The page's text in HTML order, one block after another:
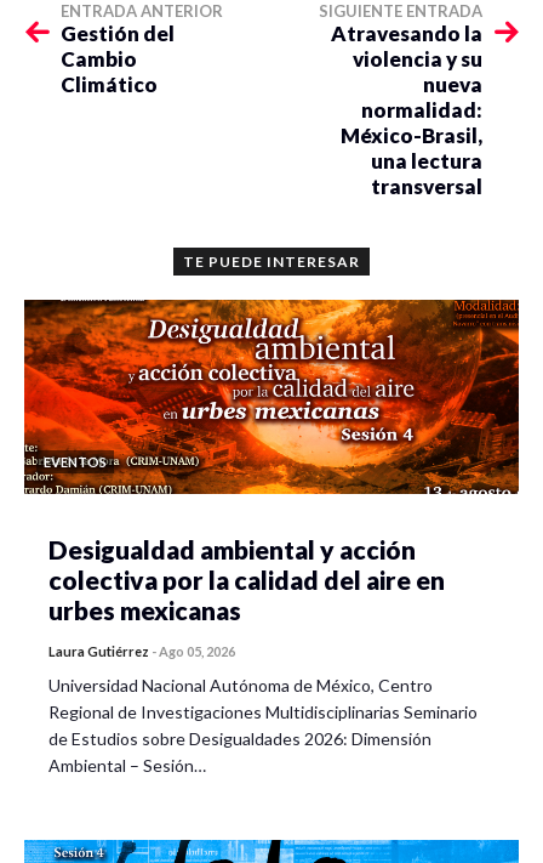
ENTRADA ANTERIOR
Gestión del
Cambio
Climático
SIGUIENTE ENTRADA
Atravesando la
violencia y su
nueva
normalidad:
México-Brasil,
una lectura
transversal
TE PUEDE INTERESAR
EVENTOS
Desigualdad ambiental y acción
colectiva por la calidad del aire en
urbes mexicanas
Laura Gutiérrez -Ago 05, 2026
Universidad Nacional Autónoma de México, Centro
Regional de Investigaciones Multidisciplinarias Seminario
de Estudios sobre Desigualdades 2026: Dimensión
Ambiental – Sesión…